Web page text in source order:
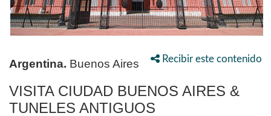
Recibir este contenido
Argentina. Buenos Aires
VISITA CIUDAD BUENOS AIRES &
TUNELES ANTIGUOS